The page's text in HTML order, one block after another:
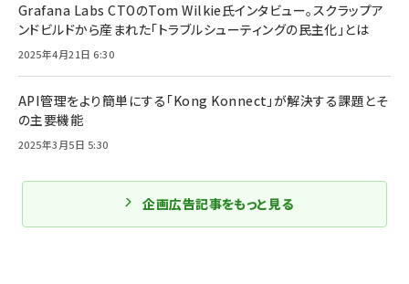
Grafana Labs CTOのTom Wilkie氏インタビュー。スクラップア
ンドビルドから産まれた「トラブルシューティングの民主化」とは
2025年4月21日 6:30
API管理をより簡単にする「Kong Konnect」が解決する課題とそ
の主要機能
2025年3月5日 5:30
企画広告記事をもっと見る